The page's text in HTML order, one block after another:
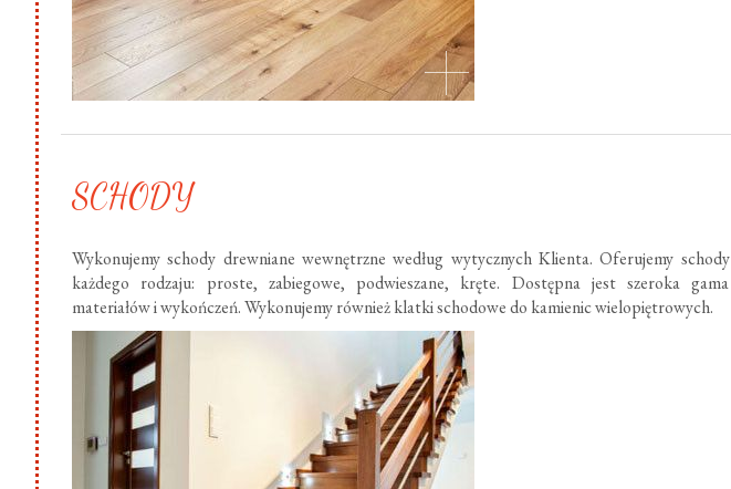
SCHODY
Wykonujemy schody drewniane wewnętrzne według wytycznych Klienta. Oferujemy schody
każdego rodzaju: proste, zabiegowe, podwieszane, kręte. Dostępna jest szeroka gama
materiałów i wykończeń. Wykonujemy również klatki schodowe do kamienic wielopiętrowych.